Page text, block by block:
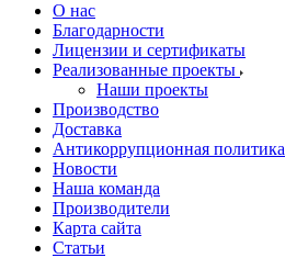
О нас
Благодарности
Лицензии и сертификаты
Реализованные проекты
Наши проекты
Производство
Доставка
Антикоррупционная политика
Новости
Наша команда
Производители
Карта сайта
Статьи